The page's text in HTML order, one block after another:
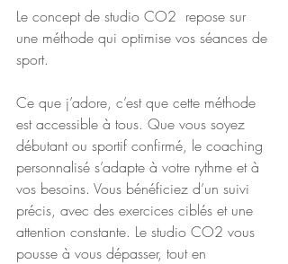
Le concept de studio CO2  repose sur
une méthode qui optimise vos séances de
sport.
Ce que j’adore, c’est que cette méthode
est accessible à tous. Que vous soyez
débutant ou sportif confirmé, le coaching
personnalisé s’adapte à votre rythme et à
vos besoins. Vous bénéficiez d’un suivi
précis, avec des exercices ciblés et une
attention constante. Le studio CO2 vous
pousse à vous dépasser, tout en